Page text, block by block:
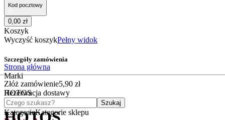
Kod pocztowy
0,00 zł
Koszyk
Wyczyść koszykPełny widok
Szczegóły zamówienia
Złóż zamówienie5,90 zł
Rezerwacja dostawy
Czego szukasz?
Szukaj
KategorieKategorie sklepu
Strona główna
Marki
HOTOS